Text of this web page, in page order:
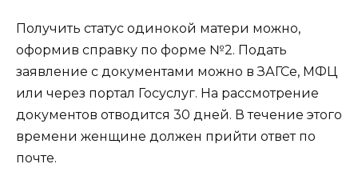
Получить статус одинокой матери можно,
оформив справку по форме №2. Подать
заявление с документами можно в ЗАГСе, МФЦ
или через портал Госуслуг. На рассмотрение
документов отводится 30 дней. В течение этого
времени женщине должен прийти ответ по
почте.